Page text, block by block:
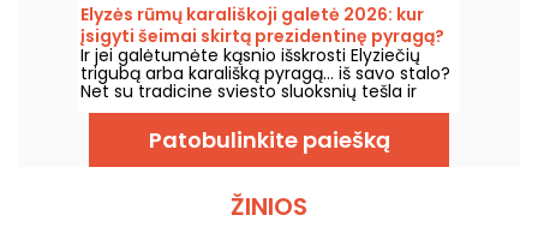
Elyzės rūmų karališkoji galetė 2026: kur
įsigyti šeimai skirtą prezidentinę pyragą?
– nuotraukos
Ir jei galėtumėte kąsnio išskrosti Elyziečių
trigubą arba karališką pyragą… iš savo stalo?
Net su tradicine sviesto sluoksnių tešla ir
pačios gamintos frangipane, o šįkart su
karoliuku, kad kiekvienas taptų karaliumi ar
karaliene bent jau lėkštės dalį. Jis siūlomas
šeimos dydžio variantas rankų darbo
karališkajai receptei, bet pritaikytas mūsų
Patobulinkite paiešką
ŽINIOS